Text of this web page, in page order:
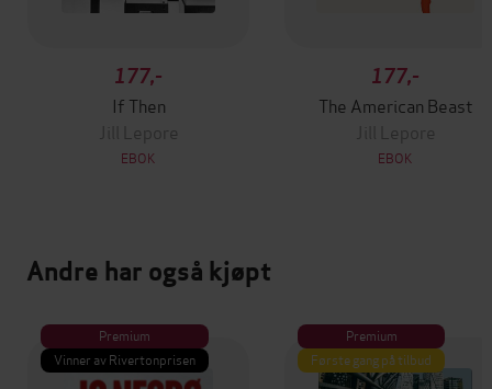
177,-
If Then
Jill Lepore
EBOK
177,-
The American Beast
Jill Lepore
EBOK
Andre har også kjøpt
Premium
Vinner av Rivertonprisen
Premium
Første gang på tilbud